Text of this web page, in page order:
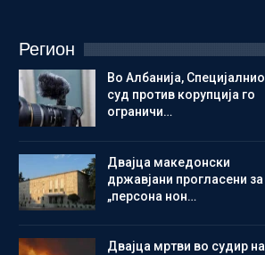
Регион
Во Албанија,
суд против корупција го
ограничи…
Двајца македонски
државјани прогласени за
„персона нон…
Двајца мртви во судир на